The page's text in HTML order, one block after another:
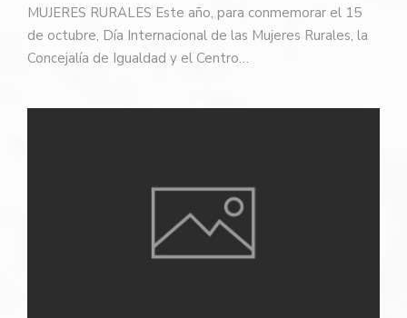
MUJERES RURALES Este año, para conmemorar el 15
de octubre, Día Internacional de las Mujeres Rurales, la
Concejalía de Igualdad y el Centro…